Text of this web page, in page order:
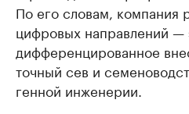
По его словам, компания
цифровых направлений —
дифференцированное
точный сев и
генной инженерии.